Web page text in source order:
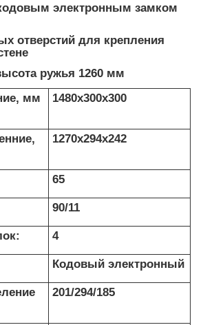
электронным замком
отверстий для крепления
ружья 1260 мм
мм
1480x300x300
1270x294x242
65
90/11
4
Кодовый электронный
201/294/185